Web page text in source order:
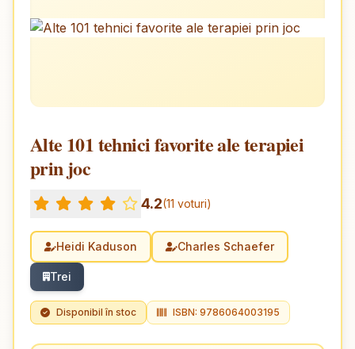
Alte 101 tehnici favorite ale terapiei
prin joc
4.2(11 voturi)
Heidi Kaduson Charles Schaefer
Trei
Disponibil în stoc ISBN: 9786064003195